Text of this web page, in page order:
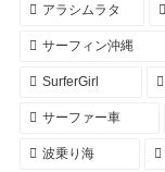
アラシムラタ
サーフィン沖縄
SurferGirl
サーファー車
波乗り海